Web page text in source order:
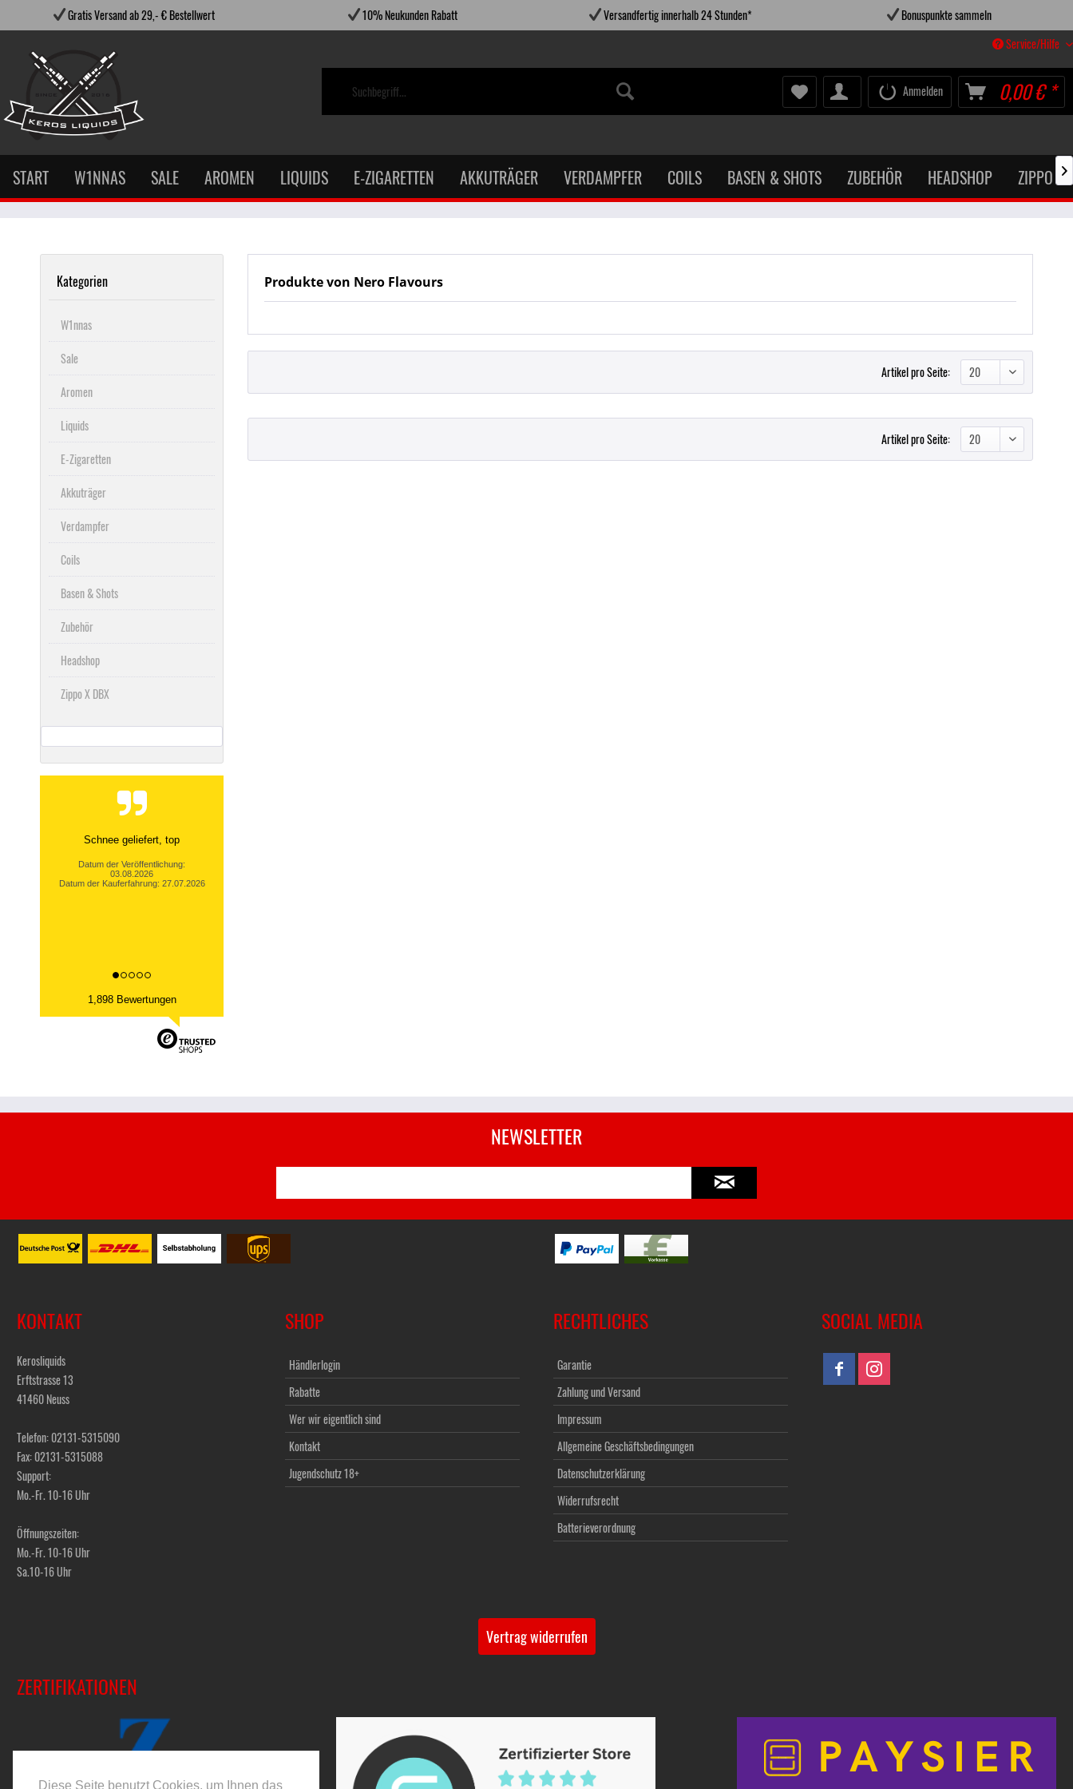
Diese Seite benutzt Cookies, um Ihnen das
Gratis Versand ab 29,- € Bestellwert 10% Neukunden Rabatt Versandfertig innerhalb 24 Stunden*
Bonuspunkte sammeln
Service/Hilfe
Anmelden 0,00 € *
START W1NNAS SALE AROMEN LIQUIDS E-ZIGARETTEN AKKUTRÄGER VERDAMPFER COILS BASEN & SHOTS ZUBEHÖR HEADSHOP ZIPPO X
Kategorien
W1nnas
Sale
Aromen
Liquids
E-Zigaretten
Akkuträger
Verdampfer
Coils
Basen & Shots
Zubehör
Headshop
Zippo X DBX
Schnee geliefert, top
Datum der Veröffentlichung:
03.08.2026
Datum der Kauferfahrung: 27.07.2026
1,898 Bewertungen
Produkte von Nero Flavours
Artikel pro Seite:
Artikel pro Seite:
NEWSLETTER
KONTAKT
Kerosliquids
Erftstrasse 13
41460 Neuss
Telefon: 02131-5315090
Fax: 02131-5315088
Support:
Mo.-Fr. 10-16 Uhr
Öffnungszeiten:
Mo.-Fr. 10-16 Uhr
Sa.10-16 Uhr
SHOP
Händlerlogin
Rabatte
Wer wir eigentlich sind
Kontakt
Jugendschutz 18+
RECHTLICHES
Garantie
Zahlung und Versand
Impressum
Allgemeine Geschäftsbedingungen
Datenschutzerklärung
Widerrufsrecht
Batterieverordnung
SOCIAL MEDIA
Vertrag widerrufen
ZERTIFIKATIONEN